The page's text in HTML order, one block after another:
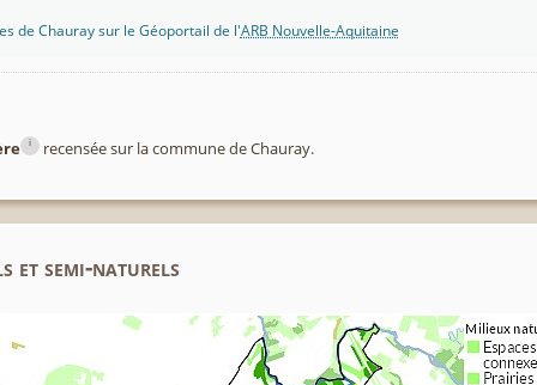
de Chauray sur le Géoportail de l'ARB Nouvelle-Aquitaine
i recensée sur la commune de Chauray.
et semi-naturels